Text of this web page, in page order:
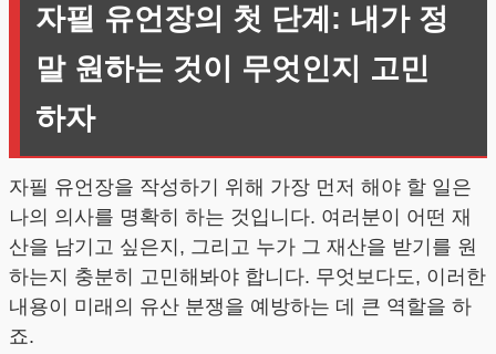
자필 유언장의 첫 단계: 내가 정
말 원하는 것이 무엇인지 고민
하자
자필 유언장을 작성하기 위해 가장 먼저 해야 할 일은
나의 의사를 명확히 하는 것입니다. 여러분이 어떤 재
산을 남기고 싶은지, 그리고 누가 그 재산을 받기를 원
하는지 충분히 고민해봐야 합니다. 무엇보다도, 이러한
내용이 미래의 유산 분쟁을 예방하는 데 큰 역할을 하
죠.